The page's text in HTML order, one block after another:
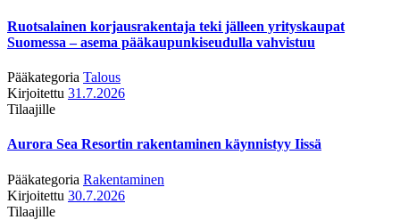
Ruotsalainen korjausrakentaja teki jälleen yrityskaupat
Suomessa – asema pääkaupunkiseudulla vahvistuu
Pääkategoria Talous
Kirjoitettu 31.7.2026
Tilaajille
Aurora Sea Resortin rakentaminen käynnistyy Iissä
Pääkategoria Rakentaminen
Kirjoitettu 30.7.2026
Tilaajille